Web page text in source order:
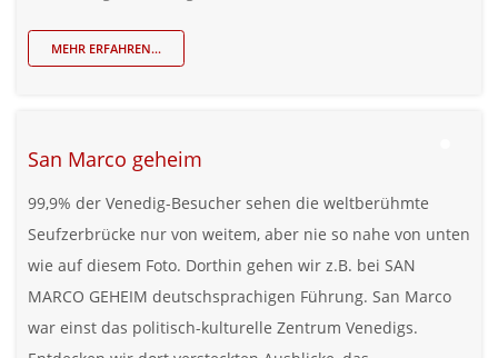
MEHR ERFAHREN...
San Marco geheim
99,9% der Venedig-Besucher sehen die weltberühmte
Seufzerbrücke nur von weitem, aber nie so nahe von unten
wie auf diesem Foto. Dorthin gehen wir z.B. bei SAN
MARCO GEHEIM deutschsprachigen Führung. San Marco
war einst das politisch-kulturelle Zentrum Venedigs.